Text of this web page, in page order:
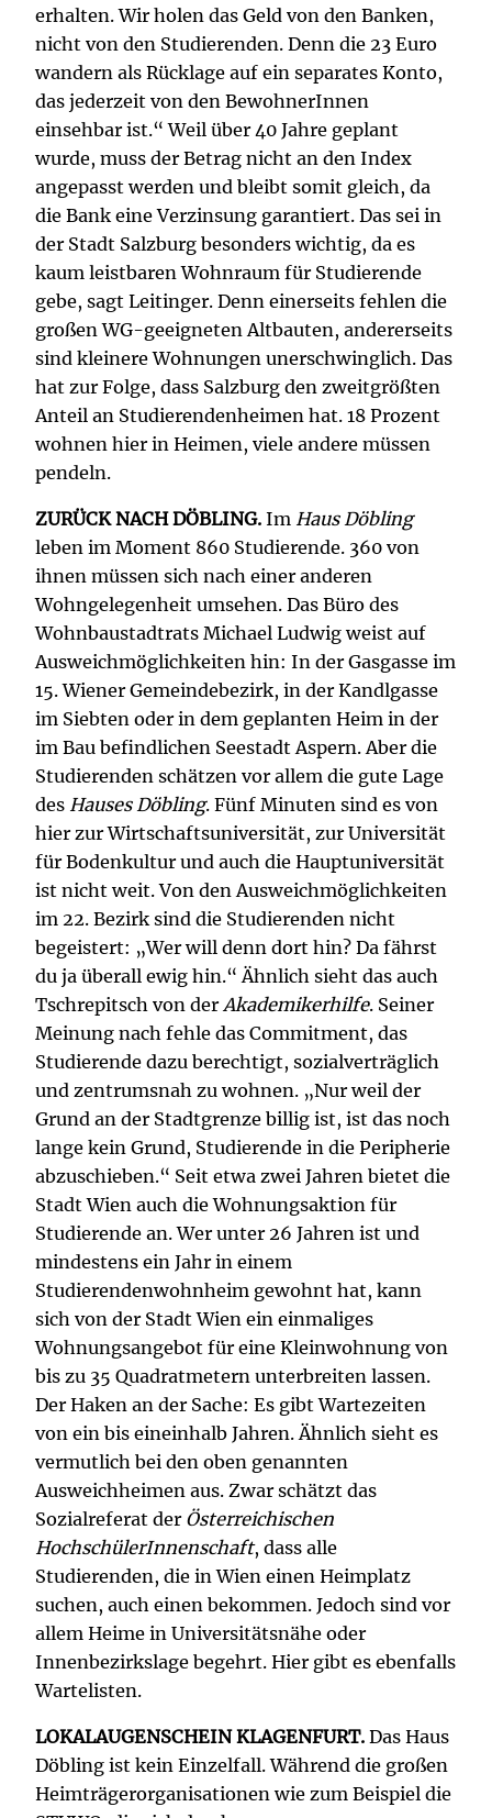
erhalten. Wir holen das Geld von den Banken,
nicht von den Studierenden. Denn die 23 Euro
wandern als Rücklage auf ein separates Konto,
das jederzeit von den BewohnerInnen
einsehbar ist.“ Weil über 40 Jahre geplant
wurde, muss der Betrag nicht an den Index
angepasst werden und bleibt somit gleich, da
die Bank eine Verzinsung garantiert. Das sei in
der Stadt Salzburg besonders wichtig, da es
kaum leistbaren Wohnraum für Studierende
gebe, sagt Leitinger. Denn einerseits fehlen die
großen WG-geeigneten Altbauten, andererseits
sind kleinere Wohnungen unerschwinglich. Das
hat zur Folge, dass Salzburg den zweitgrößten
Anteil an Studierendenheimen hat. 18 Prozent
wohnen hier in Heimen, viele andere müssen
pendeln.
ZURÜCK NACH DÖBLING. Im Haus Döbling
leben im Moment 860 Studierende. 360 von
ihnen müssen sich nach einer anderen
Wohngelegenheit umsehen. Das Büro des
Wohnbaustadtrats Michael Ludwig weist auf
Ausweichmöglichkeiten hin: In der Gasgasse im
15. Wiener Gemeindebezirk, in der Kandlgasse
im Siebten oder in dem geplanten Heim in der
im Bau befindlichen Seestadt Aspern. Aber die
Studierenden schätzen vor allem die gute Lage
des Hauses Döbling. Fünf Minuten sind es von
hier zur Wirtschaftsuniversität, zur Universität
für Bodenkultur und auch die Hauptuniversität
ist nicht weit. Von den Ausweichmöglichkeiten
im 22. Bezirk sind die Studierenden nicht
begeistert: „Wer will denn dort hin? Da fährst
du ja überall ewig hin.“ Ähnlich sieht das auch
Tschrepitsch von derAkademikerhilfe. Seiner
Meinung nach fehle das Commitment, das
Studierende dazu berechtigt, sozialverträglich
und zentrumsnah zu wohnen. „Nur weil der
Grund an der Stadtgrenze billig ist, ist das noch
lange kein Grund, Studierende in die Peripherie
abzuschieben.“ Seit etwa zwei Jahren bietet die
Stadt Wien auch die Wohnungsaktion für
Studierende an. Wer unter 26 Jahren ist und
mindestens ein Jahr in einem
Studierendenwohnheim gewohnt hat, kann
sich von der Stadt Wien ein einmaliges
Wohnungsangebot für eine Kleinwohnung von
bis zu 35 Quadratmetern unterbreiten lassen.
Der Haken an der Sache: Es gibt Wartezeiten
von ein bis eineinhalb Jahren. Ähnlich sieht es
vermutlich bei den oben genannten
Ausweichheimen aus. Zwar schätzt das
Sozialreferat der Österreichischen
HochschülerInnenschaft, dass alle
Studierenden, die in Wien einen Heimplatz
suchen, auch einen bekommen. Jedoch sind vor
allem Heime in Universitätsnähe oder
Innenbezirkslage begehrt. Hier gibt es ebenfalls
Wartelisten.
LOKALAUGENSCHEIN KLAGENFURT. Das Haus
Döbling ist kein Einzelfall. Während die großen
Heimträgerorganisationen wie zum Beispiel die